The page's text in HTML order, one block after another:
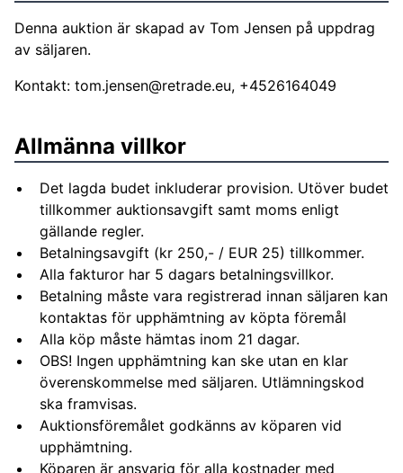
Denna auktion är skapad av Tom Jensen på uppdrag
av säljaren.
Kontakt: tom.jensen@retrade.eu, +4526164049
Allmänna villkor
Det lagda budet inkluderar provision. Utöver budet
tillkommer auktionsavgift samt moms enligt
gällande regler.
Betalningsavgift (kr 250,- / EUR 25) tillkommer.
Alla fakturor har 5 dagars betalningsvillkor.
Betalning måste vara registrerad innan säljaren kan
kontaktas för upphämtning av köpta föremål
Alla köp måste hämtas inom 21 dagar.
OBS! Ingen upphämtning kan ske utan en klar
överenskommelse med säljaren. Utlämningskod
ska framvisas.
Auktionsföremålet godkänns av köparen vid
upphämtning.
Köparen är ansvarig för alla kostnader med